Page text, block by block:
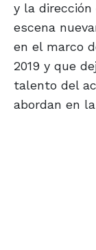
y la dirección
escena
en el marco
2019 y que
talento del
abordan en